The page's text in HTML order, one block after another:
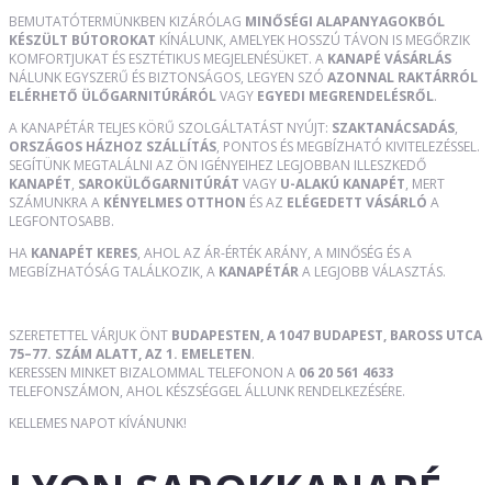
BEMUTATÓTERMÜNKBEN KIZÁRÓLAG MINŐSÉGI ALAPANYAGOKBÓL
KÉSZÜLT BÚTOROKAT KÍNÁLUNK, AMELYEK HOSSZÚ TÁVON IS MEGŐRZIK
KOMFORTJUKAT ÉS ESZTÉTIKUS MEGJELENÉSÜKET. A KANAPÉ VÁSÁRLÁS
NÁLUNK EGYSZERŰ ÉS BIZTONSÁGOS, LEGYEN SZÓ AZONNAL RAKTÁRRÓL
ELÉRHETŐ ÜLŐGARNITÚRÁRÓLVAGY EGYEDI MEGRENDELÉSRŐL.
A KANAPÉTÁR TELJES KÖRŰ SZOLGÁLTATÁST NYÚJT: SZAKTANÁCSADÁS,
ORSZÁGOS HÁZHOZ SZÁLLÍTÁS, PONTOS ÉS MEGBÍZHATÓ KIVITELEZÉSSEL.
SEGÍTÜNK MEGTALÁLNI AZ ÖN IGÉNYEIHEZ LEGJOBBAN ILLESZKEDŐ
KANAPÉT, SAROKÜLŐGARNITÚRÁT VAGY U-ALAKÚ KANAPÉT, MERT
SZÁMUNKRA A KÉNYELMES OTTHON ÉS AZ ELÉGEDETT VÁSÁRLÓ A
LEGFONTOSABB.
HA KANAPÉT KERES, AHOL AZ ÁR-ÉRTÉK ARÁNY, A MINŐSÉG ÉS A
MEGBÍZHATÓSÁG TALÁLKOZIK, A KANAPÉTÁRA LEGJOBB VÁLASZTÁS.
SZERETETTEL VÁRJUK ÖNT BUDAPESTEN, A 1047 BUDAPEST, BAROSS UTCA
75–77. SZÁM ALATT, AZ 1. EMELETEN.
KERESSEN MINKET BIZALOMMAL TELEFONON A 06 20 561 4633
TELEFONSZÁMON, AHOL KÉSZSÉGGEL ÁLLUNK RENDELKEZÉSÉRE.
KELLEMES NAPOT KÍVÁNUNK!